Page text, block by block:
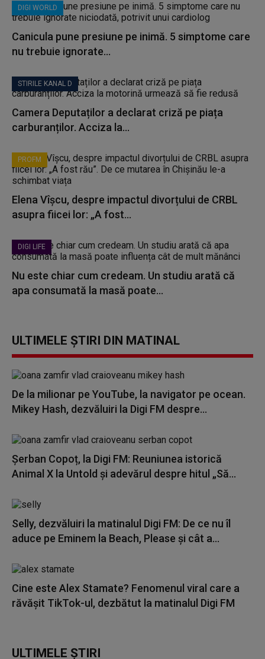
DIGI WORLD
Canicula pune presiune pe inimă. 5 simptome care
nu trebuie ignorate...
STIRILE KANAL D
Camera Deputaților a declarat criză pe piața
carburanților. Acciza la...
PROFM
Elena Vîșcu, despre impactul divorțului de CRBL
asupra fiicei lor: „A fost...
DIGI LIFE
Nu este chiar cum credeam. Un studiu arată că
apa consumată la masă poate...
ULTIMELE ȘTIRI DIN MATINAL
De la milionar pe YouTube, la navigator pe ocean.
Mikey Hash, dezvăluiri la Digi FM despre...
Șerban Copoț, la Digi FM: Reuniunea istorică
Animal X la Untold și adevărul despre hitul „Să...
Selly, dezvăluiri la matinalul Digi FM: De ce nu îl
aduce pe Eminem la Beach, Please și cât a...
Cine este Alex Stamate? Fenomenul viral care a
răvășit TikTok-ul, dezbătut la matinalul Digi FM
ULTIMELE ȘTIRI